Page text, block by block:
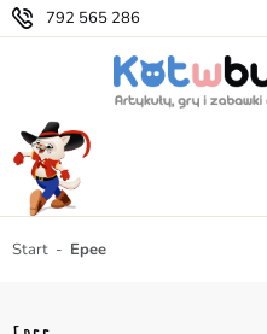
792 565 286
Start Epee